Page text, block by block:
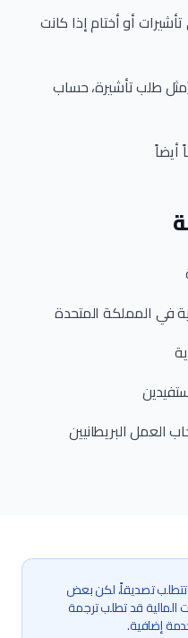
أو أختام إذا كانت
طلب تأشيرة، حساب
أيضاً
في المملكة المتحدة
البريطانيين
تتطلب تصديقاً، لكن بعض
المالية قد تطلب ترجمة
إضافية.